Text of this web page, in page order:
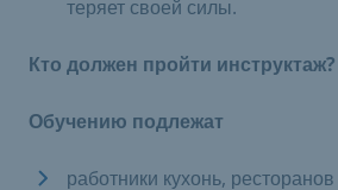
теряет своей силы.
Кто должен пройти инструктаж?
Обучению подлежат
​работники кухонь,